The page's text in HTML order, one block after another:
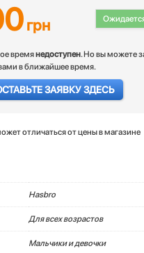
грн
времянедоступен. Но вы можете
в ближайшее время.
ЗАЯВКУ ЗДЕСЬ
отличаться от цены в магазине
Hasbro
Для всех возрастов
Мальчики и девочки